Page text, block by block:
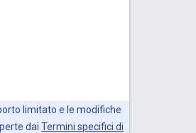
limitato e le modifiche
dai Termini specifici di